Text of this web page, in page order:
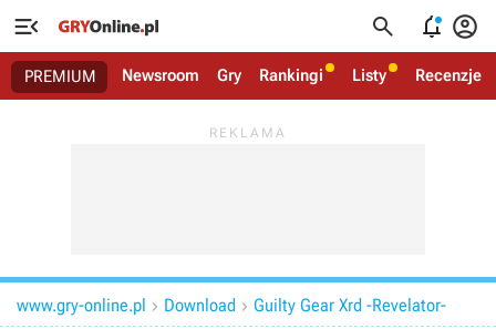
   
PREMIUM Newsroom Gry Rankingi Listy Recenzje
www.gry-online.pl  Download  Guilty Gear Xrd -Revelator-